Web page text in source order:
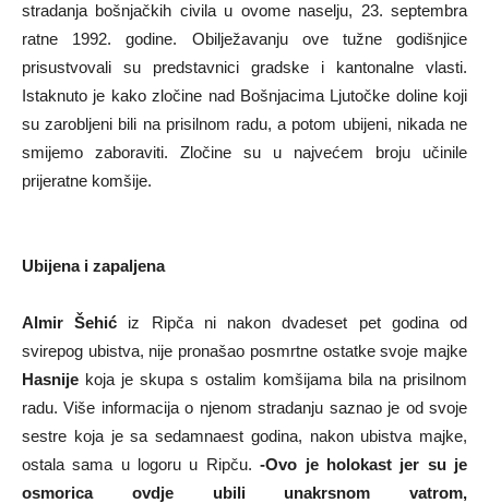
stradanja bošnjačkih civila u ovome naselju, 23. septembra
ratne 1992. godine. Obilježavanju ove tužne godišnjice
prisustvovali su predstavnici gradske i kantonalne vlasti.
Istaknuto je kako zločine nad Bošnjacima Ljutočke doline koji
su zarobljeni bili na prisilnom radu, a potom ubijeni, nikada ne
smijemo zaboraviti. Zločine su u najvećem broju učinile
prijeratne komšije.
Ubijena i zapaljena
Almir Šehić iz Ripča ni nakon dvadeset pet godina od
svirepog ubistva, nije pronašao posmrtne ostatke svoje majke
Hasnije koja je skupa s ostalim komšijama bila na prisilnom
radu. Više informacija o njenom stradanju saznao je od svoje
sestre koja je sa sedamnaest godina, nakon ubistva majke,
ostala sama u logoru u Ripču.-Ovo je holokast jer su je
osmorica ovdje ubili unakrsnom vatrom,